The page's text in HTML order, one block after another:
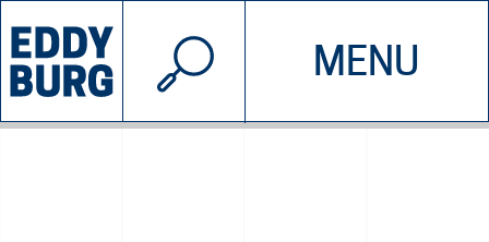
MENU
INIZIATIVE CHI SIAMO
© 2026 EDDYBURG